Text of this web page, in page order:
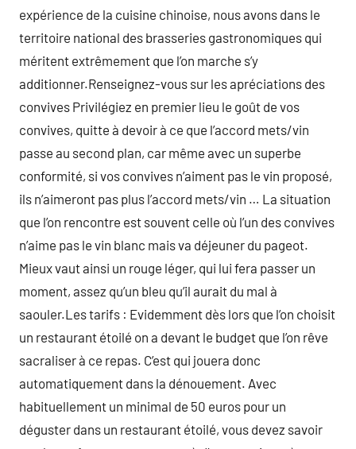
expérience de la cuisine chinoise, nous avons dans le
territoire national des brasseries gastronomiques qui
méritent extrêmement que l’on marche s’y
additionner.Renseignez-vous sur les apréciations des
convives Privilégiez en premier lieu le goût de vos
convives, quitte à devoir à ce que l’accord mets/vin
passe au second plan, car même avec un superbe
conformité, si vos convives n’aiment pas le vin proposé,
ils n’aimeront pas plus l’accord mets/vin … La situation
que l’on rencontre est souvent celle où l’un des convives
n’aime pas le vin blanc mais va déjeuner du pageot.
Mieux vaut ainsi un rouge léger, qui lui fera passer un
moment, assez qu’un bleu qu’il aurait du mal à
saouler.Les tarifs : Evidemment dès lors que l’on choisit
un restaurant étoilé on a devant le budget que l’on rêve
sacraliser à ce repas. C’est qui jouera donc
automatiquement dans la dénouement. Avec
habituellement un minimal de 50 euros pour un
déguster dans un restaurant étoilé, vous devez savoir